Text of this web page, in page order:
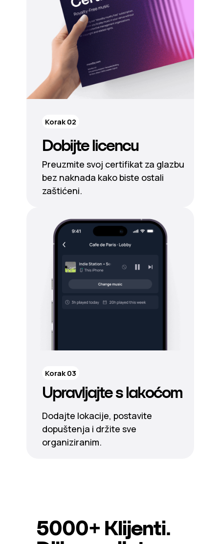
Dobijte licencu
Preuzmite svoj certifikat za glazbu
bez naknada kako biste ostali
zaštićeni.
Korak 02
Upravljajte s lakoćom
Dodajte lokacije, postavite
dopuštenja i držite sve
organiziranim.
Korak 03
5000+ Klijenti.